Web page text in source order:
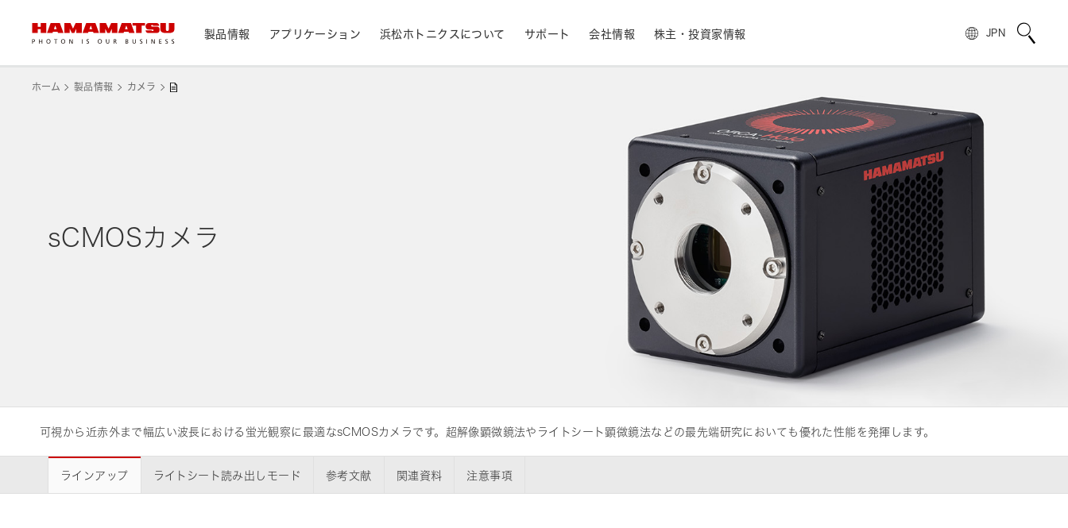
製品情報 アプリケーション 浜松ホトニクスについて サポート 会社情報 株主・投資家情報 JPN
製品情報トップ
レーザ
フォトIC
光電子増倍管 (PMT) 光電管
分光器・分光センサ 赤外線センサ
放射線・X線センサ 電子・イオンセンサ
テラヘルツセンサ
品質管理
浜松ホトニクスは品質改善活動に積極的に取り組んで
います。
アプリケーショントップ
産業用機器 非破壊検査
光通信 自動車
発光材料評価
量子技術
サポートトップ
校正サービス
用語説明
製品情報のよくあるご質問
製品に関する注意事項とお願い
模倣品の注意
UKCAマーキング制度への対応のお知らせ
会社情報トップ
ニュース・イベント情報
TOPメッセージ
スピリッツ
浜松ホトニクスの歩み
株主・投資家情報
SNS公式アカウント一覧
株主・投資家情報トップ
トップメッセージ コーポレートガバナンス
電子公告
ホーム 製品情報 カメラ
sCMOSカメラ
可視から近赤外まで幅広い波長における蛍光観察に最適なsCMOSカメラです。超解像顕微鏡法やライトシート顕微鏡法などの最先端研究においても優れた性能を発揮します。
ラインアップ ライトシート読み出しモード 参考文献 関連資料 注意事項